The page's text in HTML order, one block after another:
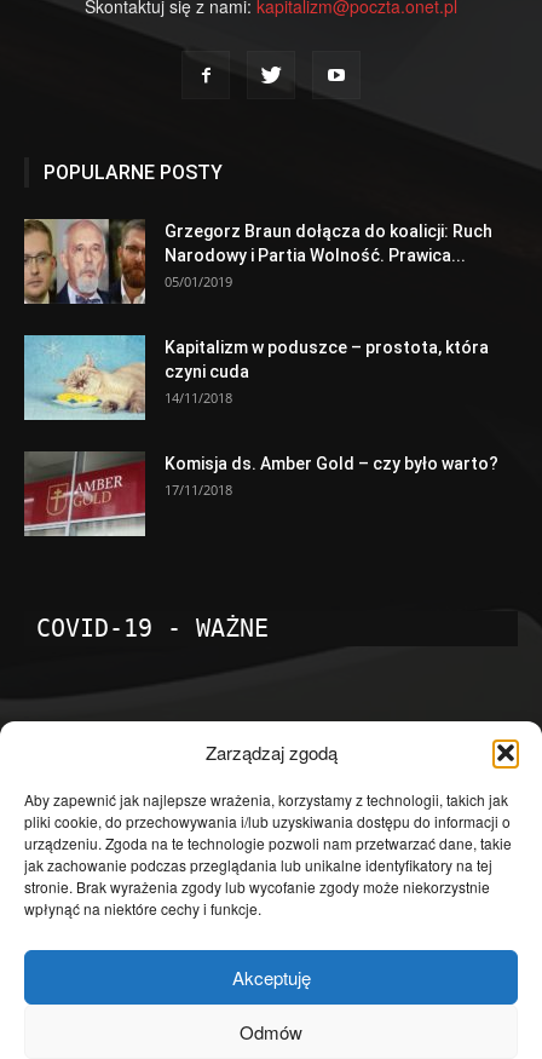
Zarządzaj zgodą
Aby zapewnić jak najlepsze wrażenia, korzystamy z technologii, takich jak
pliki cookie, do przechowywania i/lub uzyskiwania dostępu do informacji o
urządzeniu. Zgoda na te technologie pozwoli nam przetwarzać dane, takie
jak zachowanie podczas przeglądania lub unikalne identyfikatory na tej
stronie. Brak wyrażenia zgody lub wycofanie zgody może niekorzystnie
wpłynąć na niektóre cechy i funkcje.
Akceptuję
Odmów
Skontaktuj się z nami: kapitalizm@poczta.onet.pl
POPULARNE POSTY
Grzegorz Braun dołącza do koalicji: Ruch
Narodowy i Partia Wolność. Prawica...
05/01/2019
Kapitalizm w poduszce – prostota, która
czyni cuda
14/11/2018
Komisja ds. Amber Gold – czy było warto?
17/11/2018
COVID-19 - WAŻNE
Temat dnia
4601
Publicystyka
4363
Polityka
3639
Polska
Społeczeństwo
2823